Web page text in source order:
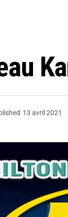
13 avril 2021